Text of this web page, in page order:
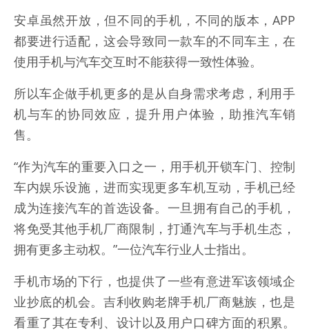
安卓虽然开放，但不同的手机，不同的版本，APP
都要进行适配，这会导致同一款车的不同车主，在
使用手机与汽车交互时不能获得一致性体验。
所以车企做手机更多的是从自身需求考虑，利用手
机与车的协同效应，提升用户体验，助推汽车销
售。
“作为汽车的重要入口之一，用手机开锁车门、控制
车内娱乐设施，进而实现更多车机互动，手机已经
成为连接汽车的首选设备。一旦拥有自己的手机，
将免受其他手机厂商限制，打通汽车与手机生态，
拥有更多主动权。”一位汽车行业人士指出。
手机市场的下行，也提供了一些有意进军该领域企
业抄底的机会。吉利收购老牌手机厂商魅族，也是
看重了其在专利、设计以及用户口碑方面的积累。